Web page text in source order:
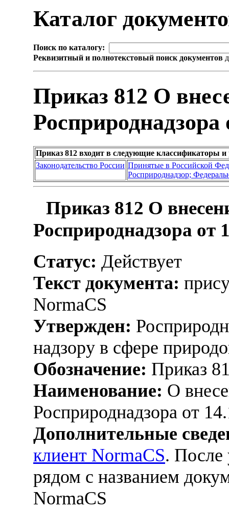
Каталог
Поиск по каталогу:
Реквизитный и полнотекстовый поиск документов
Приказ 812 О
Росприроднадзора
Приказ 812 входит в следующие классификаторы и
Законодательство России Принятые в Российской
Росприроднадзор;
Приказ 812 О
Росприроднадзора от
Статус: Действует
Текст документа:
NormaCS
Утвержден:
надзору в сфере
Обозначение: Приказ
Наименование: О
Росприроднадзора от
Дополнительные
клиент NormaCS. После
рядом с названием
NormaCS